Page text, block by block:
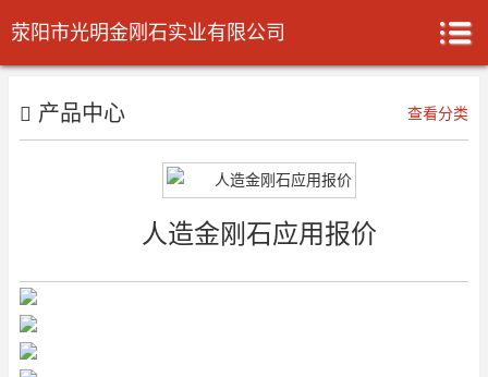
荥阳市光明金刚石实业有限公司
产品中心 查看分类
人造金刚石应用报价